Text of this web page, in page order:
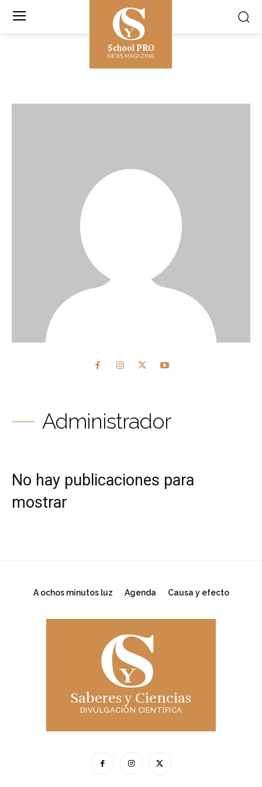
School PRO
NEWS MAGAZINE
Administrador
No hay publicaciones para
mostrar
A ochos minutos luz Agenda Causa y efecto
Saberes y Ciencias
DIVULGACIÓN CIENTÍFICA